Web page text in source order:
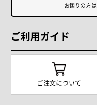
お困りの方
ご利用ガイド
ご注文について